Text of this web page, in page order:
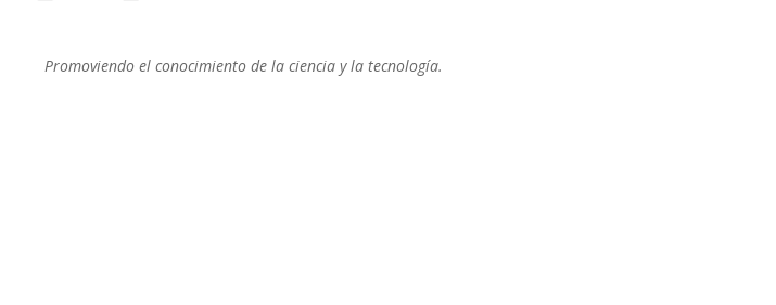
Promoviendo el conocimiento de la ciencia y la tecnología.